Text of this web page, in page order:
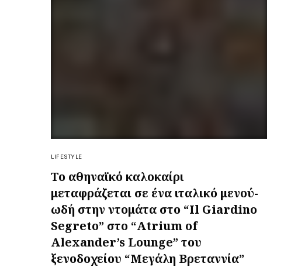
LIFESTYLE
Το αθηναϊκό καλοκαίρι
μεταφράζεται σε ένα ιταλικό μενού-
ωδή στην ντομάτα στο “Il Giardino
Segreto” στο “Atrium of
Alexander’s Lounge” του
ξενοδοχείου “Μεγάλη Βρεταννία”